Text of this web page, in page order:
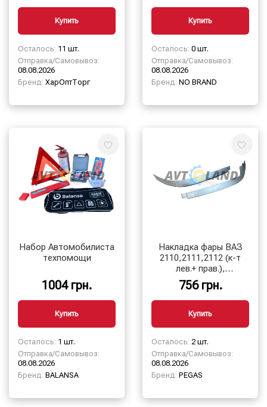
Купить
Осталось: 11 шт.
Отправка/Самовывоз:
08.08.2026
Бренд: ХарОптТорг
Купить
Осталось: 0 шт.
Отправка/Самовывоз:
08.08.2026
Бренд: NO BRAND
Набор Автомобилиста
техпомощи
1004 грн.
Купить
Осталось: 1 шт.
Отправка/Самовывоз:
08.08.2026
Бренд: BALANSA
Накладка фары ВАЗ
2110,2111,2112 (к-т
лев.+ прав.),
″ресничка″ Цвет:
Снежная королева
(690)
756 грн.
Купить
Осталось: 2 шт.
Отправка/Самовывоз:
08.08.2026
Бренд: PEGAS